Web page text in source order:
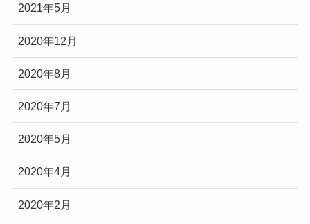
2021年5月
2020年12月
2020年8月
2020年7月
2020年5月
2020年4月
2020年2月